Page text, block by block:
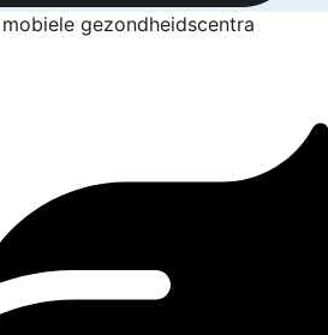
gezondheidscentra